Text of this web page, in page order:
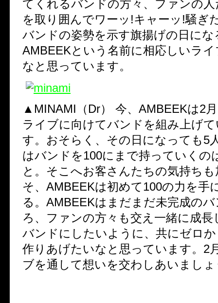
てくれるバンドの方々、ファンの
を取り囲んでワーッ!キャーッ!騒ぎ
バンドの姿勢を示す旗揚げの日に
AMBEEKという名前に相応しいラ
なと思っています。
▲MINAMI（Dr）
今、AMBEEKは2
ライブに向けてバンドを組み上げ
す。おそらく、その日になっても5
はバンドを100にまで持っていくの
と。そこへお客さんたちの気持ち
そ、AMBEEKは初めて100の力を手
る。AMBEEKはまだまだ未完成の
ろ、ファンの方々も交え一緒に成
バンドにしたいように、共にゼロ
作りあげたいなと思っています。2
ブを通して想いを交わしあいまし